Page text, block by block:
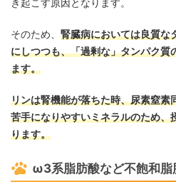
そのため、 腎臓病においては良質な
にしつつも、「過剰な」タンパク質
ます。
リンは腎機能が落ちた時、尿素窒素
苦手になりやすいミネラルのため、
ります。
ω3系脂肪酸など不飽和脂